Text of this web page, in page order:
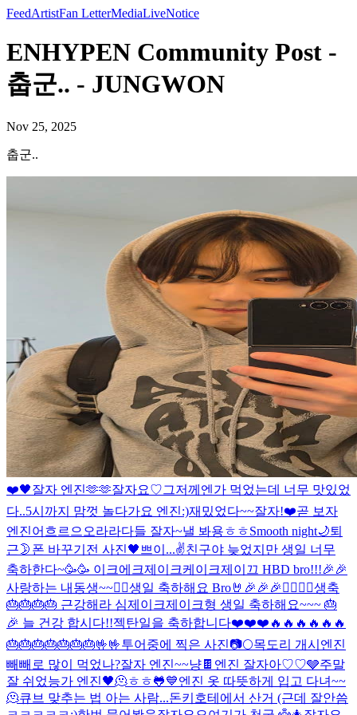
FeedArtistFan LetterMediaLiveNotice
ENHYPEN Community Post -
춥군.. - JUNGWON
Nov 25, 2025
춥군..
❤️🖤잘자 엔진🫶🫶잘자요♡그저께엔가 먹었는데 너무 맛있었
다..5시까지 맘껏 놀다가요 엔진:)재밌었다~~잘자!❤️곧 보자
엔진어흐르으오라라다들 잘자~낼 봐용ㅎㅎSmooth night🌙퇴
근🌛 폰 바꾸기전 사진🖤 쁘이...✌️친구야 늦었지만 생일 너무
축하한다~🥳🥳 이크에크제이크케이크제이끄 HBD bro!!!🎉🎉
사랑하는 내동생~~❤️‍🔥생일 축하해요 Bro🤘🎉🎉🎉❤️‍🔥❤️‍🔥생축
🎂🎂🎂🎂 근강해라 심제이크제이크형 생일 축하해요~~~ 🎂
🎉 늘 건강 합시다!!젝탄일을 축하합니다❤️❤️❤️🔥🔥🔥🔥🔥🔥
🎂🎂🎂🎂🎂🎂🎂🤟🤟투어중에 찍은 사진📷🌕목도리 개시 엔진
빼빼로 많이 먹었나?잘자 엔진~~냥 🍫 엔진 잘자아♡♡🩶주말
잘 쉬었능가 엔진🖤🫠ㅎㅎ🐸💙엔진 옷 따뜻하게 입고 다녀~~
🫠큐브 맞추는 법 아는 사람...돈키호테에서 산거 (근데 잘안씀